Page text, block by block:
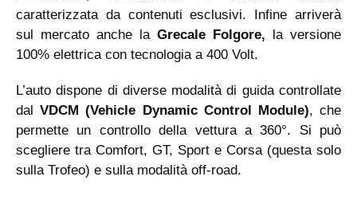
caratterizzata da contenuti esclusivi. Infine arriverà
sul mercato anche la Grecale Folgore, la versione
100% elettrica con tecnologia a 400 Volt.
L’auto dispone di diverse modalità di guida controllate
dalVDCM (Vehicle Dynamic Control Module), che
permette un controllo della vettura a 360°. Si può
scegliere tra Comfort, GT, Sport e Corsa (questa solo
sulla Trofeo) e sulla modalità off-road.